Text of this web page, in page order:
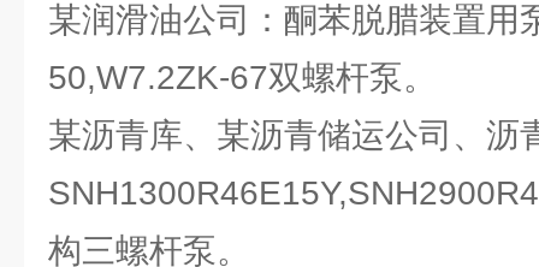
某润滑油公司：酮苯脱腊装置用
50,W7.2ZK-67双螺杆泵。
某沥青库、某沥青储运公司、沥
构三螺杆泵。